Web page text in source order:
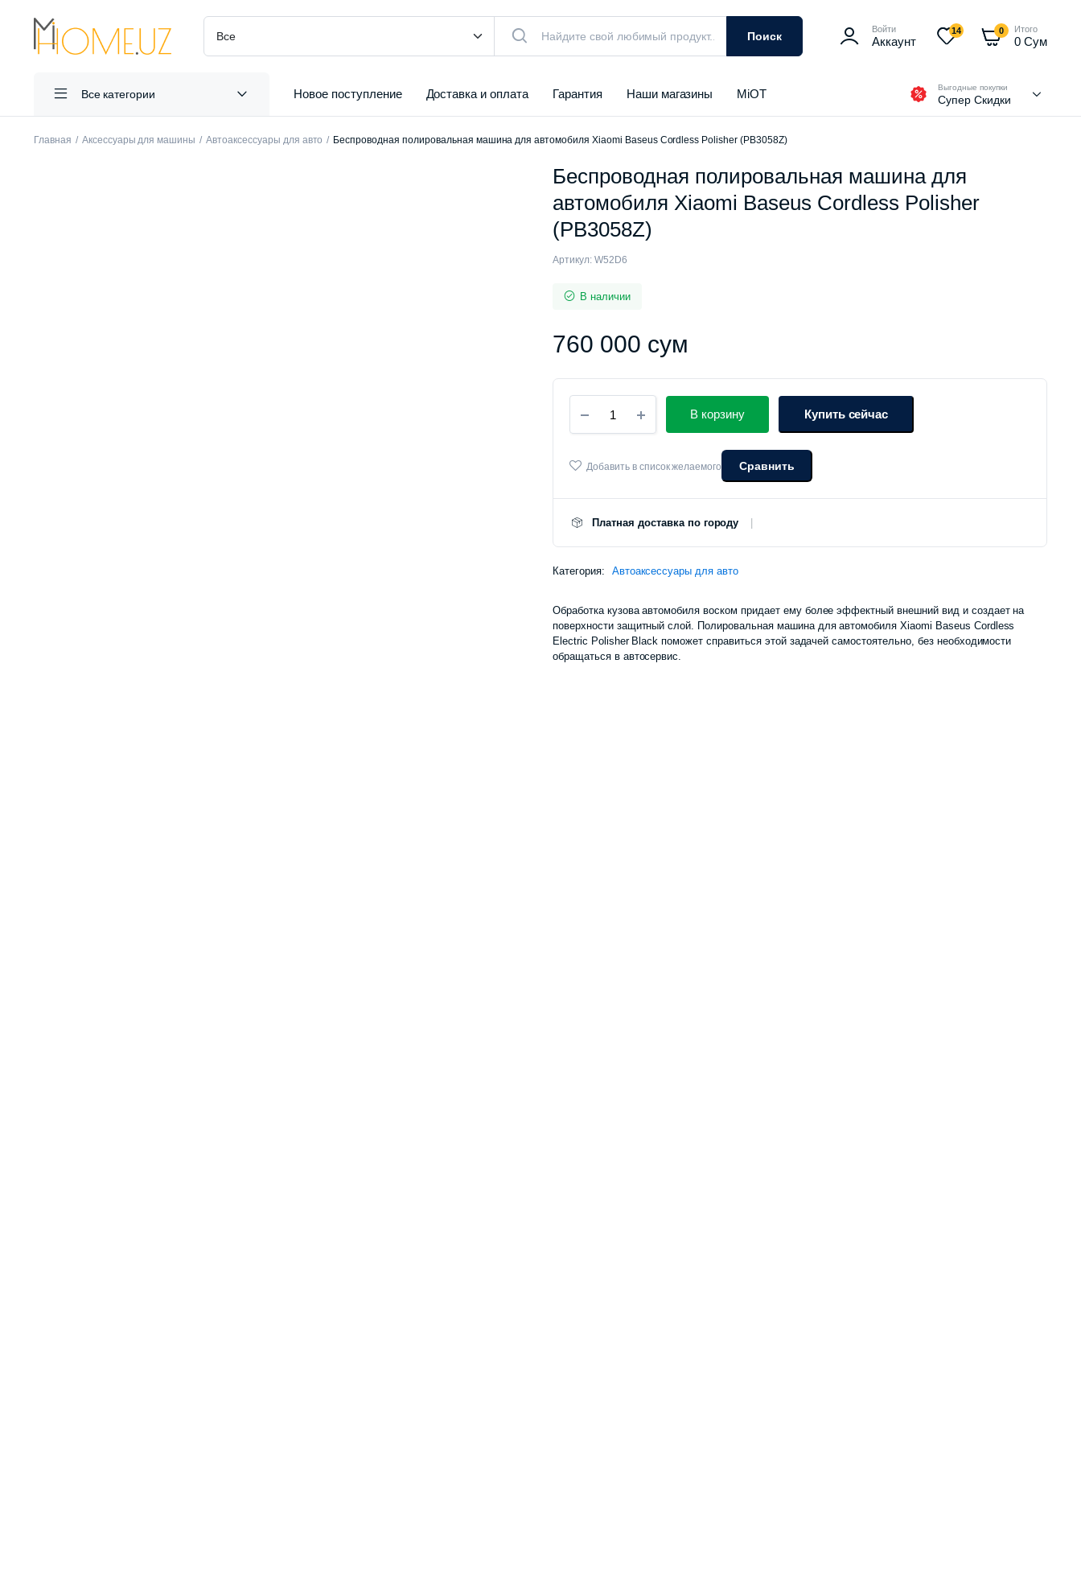
Поиск
Войти
Аккаунт
14 0 Итого
0Сум
Все категории Новое поступление Доставка и оплата Гарантия Наши магазины MiOT Выгодные покупки
Супер Скидки
Главная Аксессуары для машины Автоаксессуары для авто Беспроводная полировальная машина для автомобиля Xiaomi Baseus Cordless Polisher (PB3058Z)
Беспроводная полировальная машина для
автомобиля Xiaomi Baseus Cordless Polisher
(PB3058Z)
Артикул: W52D6
В наличии
760 000 сум
полировальная
машина
автомобиля
Polisher
В корзину Купить сейчас
Добавить в список желаемого Сравнить
Платная доставка по городу
Категория: Автоаксессуары для авто
Обработка кузова автомобиля воском придает ему более эффектный внешний вид и создает на
поверхности защитный слой. Полировальная машина для автомобиля Xiaomi Baseus Cordless
Electric Polisher Black поможет справиться этой задачей самостоятельно, без необходимости
обращаться в автосервис.